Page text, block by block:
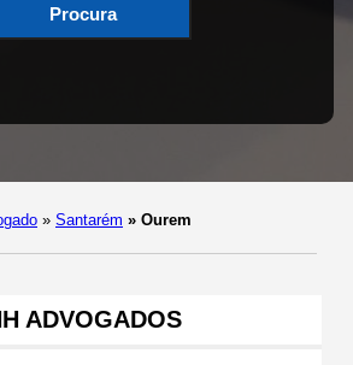
Procura
» Santarém » Ourem
ADVOGADOS